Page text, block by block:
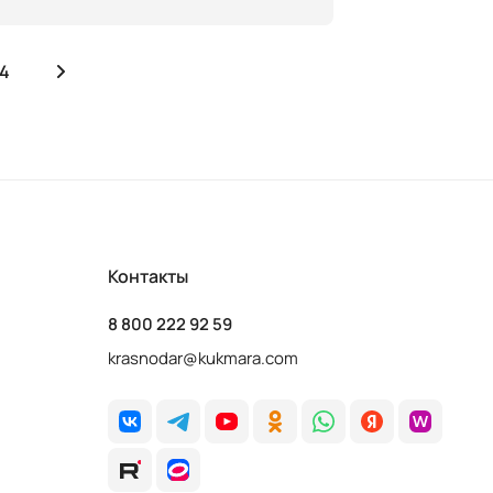
4
Контакты
8 800 222 92 59
krasnodar@kukmara.com